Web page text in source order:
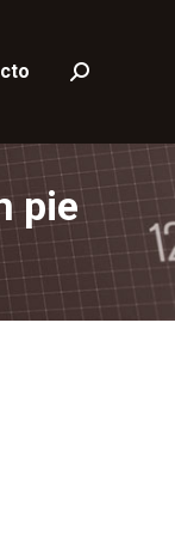
Buscar:
pie